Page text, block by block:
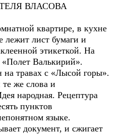
ВЛАСОВА
квартире, в кухне
лежит лист бумаги и
этикеткой. На
«Полет Валькирий».
на травах с «Лысой горы».
же слова и
народная. Рецептура
пунктов
языке.
документ, и сжигает